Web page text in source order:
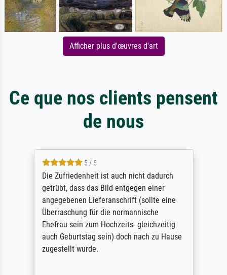
Afficher plus d'œuvres d'art
Ce que nos clients pensent
de nous
5 / 5
Die Zufriedenheit ist auch nicht dadurch
getrübt, dass das Bild entgegen einer
angegebenen Lieferanschrift (sollte eine
Überraschung für die normannische
Ehefrau sein zum Hochzeits- gleichzeitig
auch Geburtstag sein) doch nach zu Hause
zugestellt wurde.